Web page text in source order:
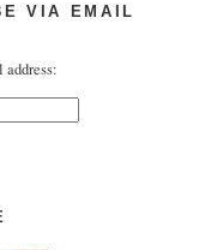
VIA EMAIL
address: